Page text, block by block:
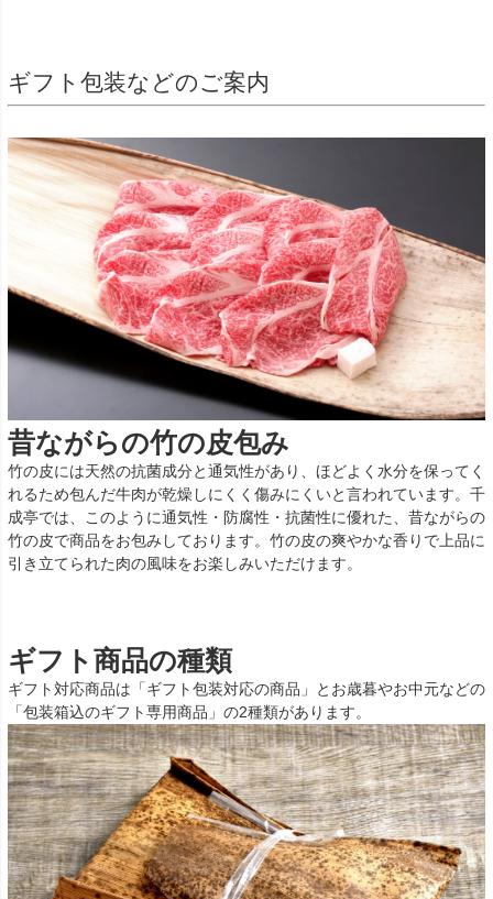
ギフト包装などのご案内
昔ながらの竹の皮包み
竹の皮には天然の抗菌成分と通気性があり、ほどよく水分を保ってく
れるため包んだ牛肉が乾燥しにくく傷みにくいと言われています。千
成亭では、このように通気性・防腐性・抗菌性に優れた、昔ながらの
竹の皮で商品をお包みしております。竹の皮の爽やかな香りで上品に
引き立てられた肉の風味をお楽しみいただけます。
ギフト商品の種類
ギフト対応商品は「ギフト包装対応の商品」とお歳暮やお中元などの
「包装箱込のギフト専用商品」の2種類があります。